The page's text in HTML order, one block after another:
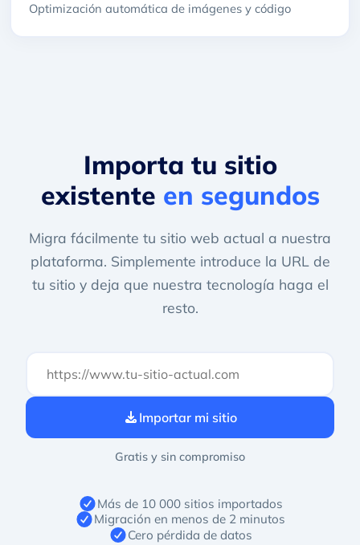
Optimización automática de imágenes y código
Importa tu sitio
existente en segundos
Migra fácilmente tu sitio web actual a nuestra
plataforma. Simplemente introduce la URL de
tu sitio y deja que nuestra tecnología haga el
resto.
Importar mi sitio
Gratis y sin compromiso
Más de 10 000 sitios importados
Migración en menos de 2 minutos
Cero pérdida de datos